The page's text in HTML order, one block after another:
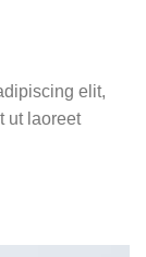
elit,
ut laoreet